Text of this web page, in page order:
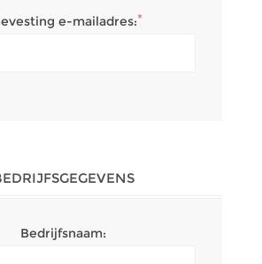
e-mailadres:*
Bedrijfsnaam: